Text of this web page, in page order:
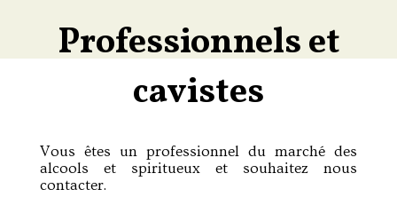
Professionnels et
cavistes
Vous êtes un professionnel du marché des
alcools et spiritueux et souhaitez nous
contacter.